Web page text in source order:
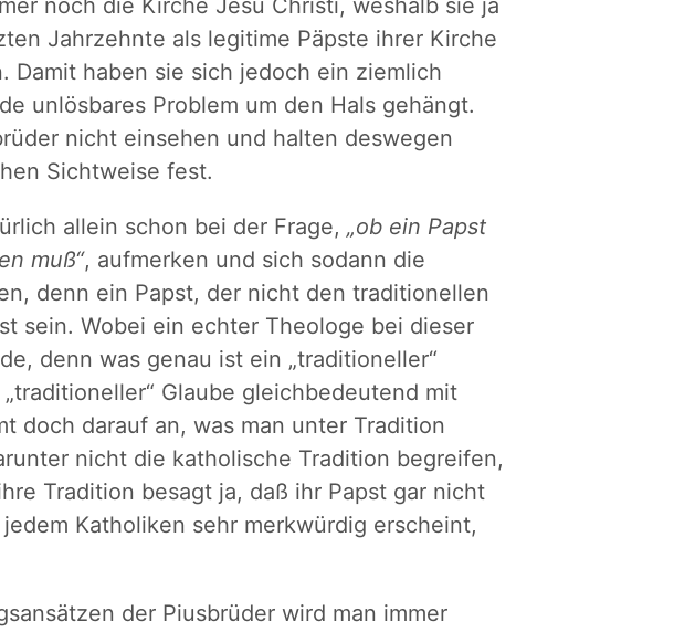
noch die Kirche Jesu Christi, weshalb sie ja
Jahrzehnte als legitime Päpste ihrer Kirche
Damit haben sie sich jedoch ein ziemlich
unlösbares Problem um den Hals gehängt.
nicht einsehen und halten deswegen
Sichtweise fest.
allein schon bei der Frage, „ob ein Papst
muß“, aufmerken und sich sodann die
denn ein Papst, der nicht den traditionellen
sein. Wobei ein echter Theologe bei dieser
denn was genau ist ein „traditioneller“
Glaube gleichbedeutend mit
doch darauf an, was man unter Tradition
nicht die katholische Tradition begreifen,
Tradition besagt ja, daß ihr Papst gar nicht
Katholiken sehr merkwürdig erscheint,
der Piusbrüder wird man immer